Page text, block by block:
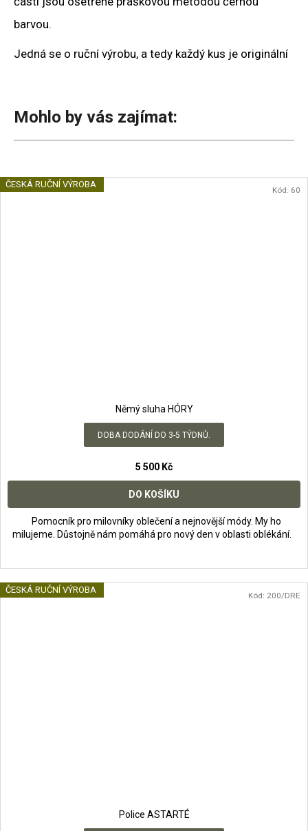
barvou.
Jedná se o ruční výrobu, a tedy každý kus je originální
Mohlo by vás zajímat:
ČESKÁ RUČNÍ VÝROBA
Němý sluha HÓRY
DOBA DODÁNÍ DO 3-5 TÝDNŮ.
5 500 Kč
DO KOŠÍKU
Pomocník pro milovníky oblečení a nejnovější módy. My ho
milujeme. Důstojně nám pomáhá pro nový den v oblasti oblékání.
Kód: 60
ČESKÁ RUČNÍ VÝROBA
Police ASTARTÉ
Kód: 200/DRE